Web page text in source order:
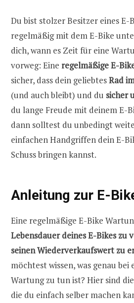
Du bist stolzer Besitzer eines E-
regelmäßig mit dem E-Bike
dich, wann es Zeit für eine
vorweg: Eine regelmäßige E-
sicher, dass dein geliebtesRad
(und auch bleibt) und du sicher
du lange Freude mit deinem E-
dann solltest du unbedingt
einfachen Handgriffen dein E-
Schuss bringen kannst.
Anleitung zur E-
Eine regelmäßige E-Bike
Lebensdauer deines E-Bikes zu
seinen Wiederverkaufswert zu
möchtest wissen, was genau bei
Wartung zu tun ist? Hier sind
die du einfach selber machen